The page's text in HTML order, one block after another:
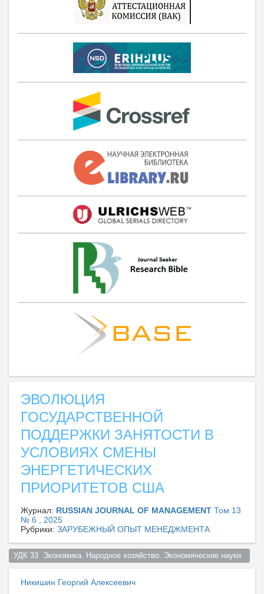
ЭВОЛЮЦИЯ
ГОСУДАРСТВЕННОЙ
ПОДДЕРЖКИ ЗАНЯТОСТИ В
УСЛОВИЯХ СМЕНЫ
ЭНЕРГЕТИЧЕСКИХ
ПРИОРИТЕТОВ США
Журнал: RUSSIAN JOURNAL OF MANAGEMENT Том 13
№ 6 , 2025
Рубрики: ЗАРУБЕЖНЫЙ ОПЫТ МЕНЕДЖМЕНТА
УДК 33  Экономика. Народное хозяйство. Экономические науки
Никишин Георгий Алексеевич